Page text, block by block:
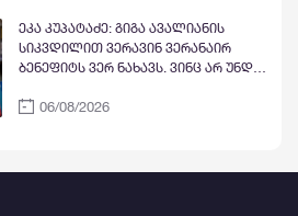
ეკა კუპატაძე: გიგა ავალიანის
სიკვდილით ვერავინ ვერანაირ
ბენეფიტს ვერ ნახავს. ვინც არ უნდა
06/08/2026